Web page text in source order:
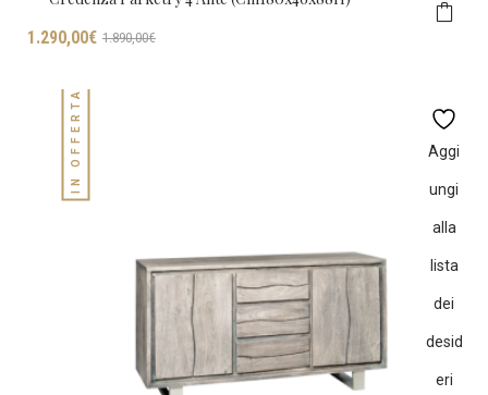
1.890,00€
Il
1.890,00€.
1.290,00€Il
IN OFFERTA! Aggi
ungi
alla
lista
dei
desid
eri